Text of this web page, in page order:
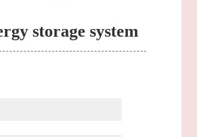
storage system